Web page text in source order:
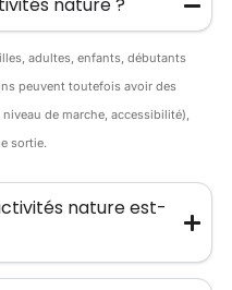
nature ?
adultes, enfants, débutants
peuvent toutefois avoir des
de marche, accessibilité),
sortie.
nature est-